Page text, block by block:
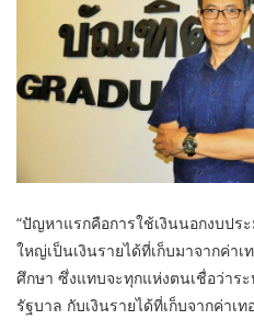
“ปัญหาแรกคือการใช้เงินนอกงบป
ใหญ่เป็นเงินรายได้ที่เก็บมาจากค่า
ศึกษา ซึ่งแทบจะทุกแห่งตนเชื่อว่าร
รัฐบาล กับเงินรายได้ที่เก็บจากค่า